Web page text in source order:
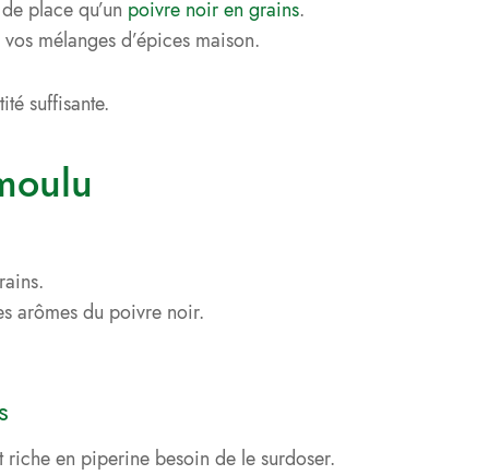
place qu’un poivre noir en grains.
mélanges d’épices maison.
suffisante.
arômes du poivre noir.
en piperine besoin de le surdoser.